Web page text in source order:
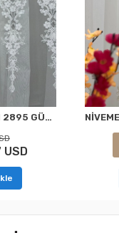
NİVEMESHOME SELEN 2895 GÜMÜŞ 1/3 PİLELİ TÜL PERDE APM
USD